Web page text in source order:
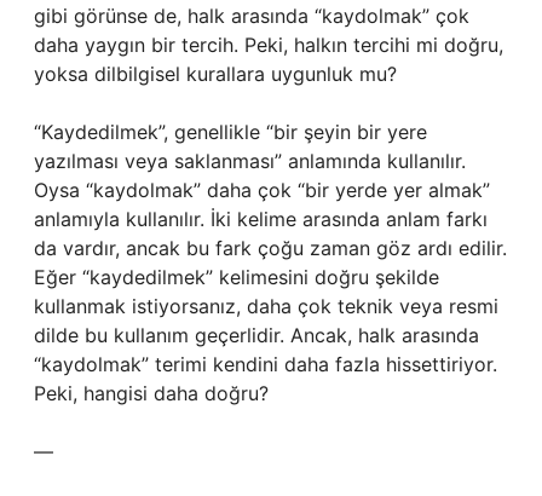
gibi görünse de, halk arasında “kaydolmak” çok
daha yaygın bir tercih. Peki, halkın tercihi mi doğru,
yoksa dilbilgisel kurallara uygunluk mu?
“Kaydedilmek”, genellikle “bir şeyin bir yere
yazılması veya saklanması” anlamında kullanılır.
Oysa “kaydolmak” daha çok “bir yerde yer almak”
anlamıyla kullanılır. İki kelime arasında anlam farkı
da vardır, ancak bu fark çoğu zaman göz ardı edilir.
Eğer “kaydedilmek” kelimesini doğru şekilde
kullanmak istiyorsanız, daha çok teknik veya resmi
dilde bu kullanım geçerlidir. Ancak, halk arasında
“kaydolmak” terimi kendini daha fazla hissettiriyor.
Peki, hangisi daha doğru?
—